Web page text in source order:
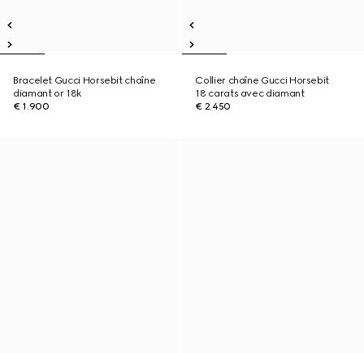
Bracelet Gucci Horsebit chaîne
diamant or 18k
€ 1.900
Collier chaîne Gucci Horsebit
18 carats avec diamant
€ 2.450